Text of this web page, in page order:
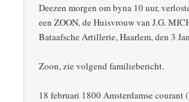
Deezen morgen om byna 10 uur,
een ZOON, de Huisvrouw van J.G.
Bataafsche Artillerie, Haarlem, den 3
Zoon, zie volgend familiebericht.
18 februari 1800 Amsterdamse courant